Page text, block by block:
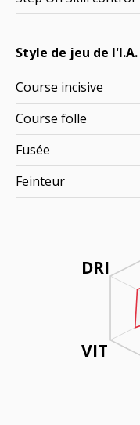
DRI
VIT
Style de jeu de l'I.A.
Course incisive
Course folle
Fusée
Feinteur